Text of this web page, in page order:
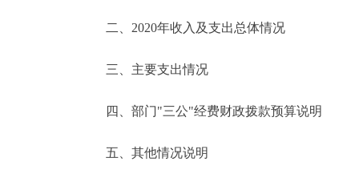
便民服务
二、2020年收入及支出总体情况
三、主要支出情况
四、部门"三公"经费财政拨款预算说明
五、其他情况说明